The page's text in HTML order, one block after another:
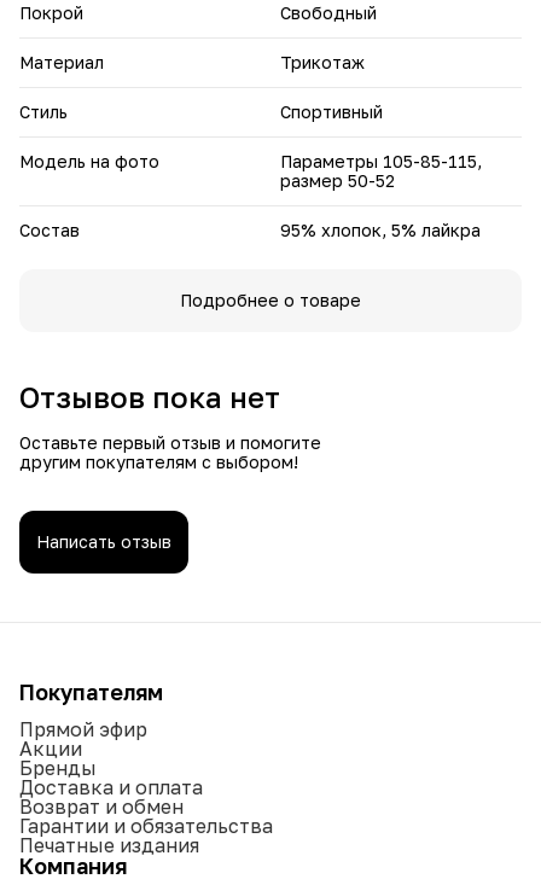
Создайте удобные и стильные летние образы — бриджи с
вашего гардероба.
Покрой Свободный
Материал Трикотаж
Стиль Спортивный
Модель на фото
Параметры 105-85-115,
размер 50-52
Состав 95% хлопок, 5% лайкра
Подробнее о товаре
Отзывов пока нет
Оставьте первый отзыв и помогите
другим покупателям с выбором!
Написать отзыв
Покупателям
Прямой эфир
Акции
Бренды
Доставка и оплата
Возврат и обмен
Гарантии и обязательства
Печатные издания
Компания